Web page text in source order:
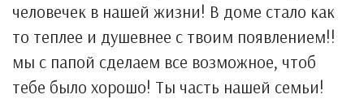
человечек в нашей жизни! В доме стало как
то теплее и душевнее с твоим появлением!!
мы с папой сделаем все возможное, чтоб
тебе было хорошо! Ты часть нашей семьи!